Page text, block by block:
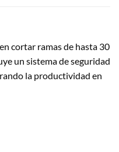
cortar ramas de hasta 30
un sistema de seguridad
la productividad en